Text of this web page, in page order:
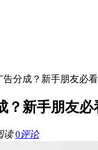
告分成？新手朋友必
？新手朋友必
读 0评论